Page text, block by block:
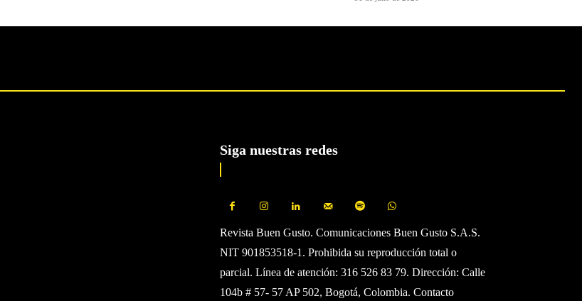
Siga nuestras redes
Revista Buen Gusto. Comunicaciones Buen Gusto S.A.S.
NIT 901853518-1. Prohibida su reproducción total o
parcial. Línea de atención: 316 526 83 79. Dirección: Calle
104b # 57- 57 AP 502, Bogotá, Colombia. Contacto